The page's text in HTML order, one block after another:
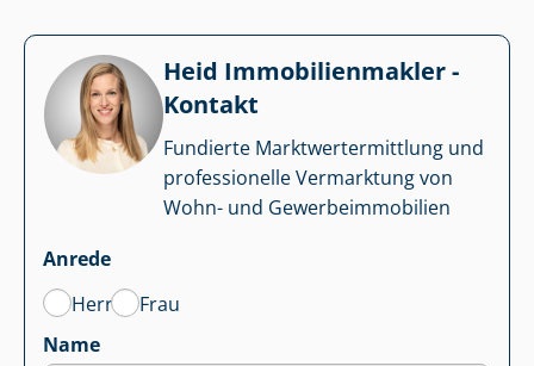
Heid Im­mo­bi­li­en­mak­ler -
Kontakt
Fundierte Markt­wert­ermitt­lung und
professionelle Vermarktung von
Wohn- und Ge­wer­be­im­mo­bi­li­en
Anrede
Herr
Frau
Name